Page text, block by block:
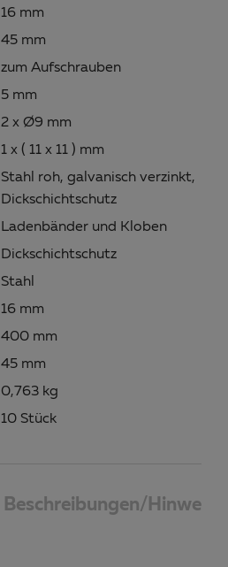
16 mm
45 mm
zum Aufschrauben
5 mm
2 x Ø9 mm
1 x ( 11 x 11 ) mm
Stahl roh, galvanisch verzinkt,
Dickschichtschutz
Ladenbänder und Kloben
Dickschichtschutz
Stahl
16 mm
400 mm
45 mm
0,763 kg
10 Stück
Beschreibungen/Hinweise